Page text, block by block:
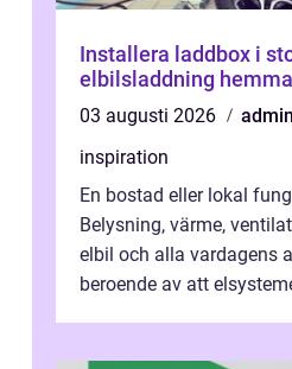
Installera laddbox i
elbilsladdning
03 augusti 2026
admin
inspiration
En bostad eller lokal
Belysning, värme,
elbil och alla vardagens
beroende av att